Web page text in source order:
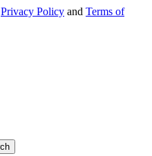
Privacy Policy and Terms of